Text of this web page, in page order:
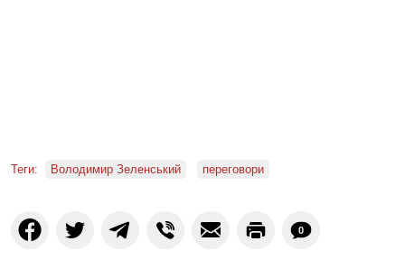
Теги: Володимир Зеленський переговори
0